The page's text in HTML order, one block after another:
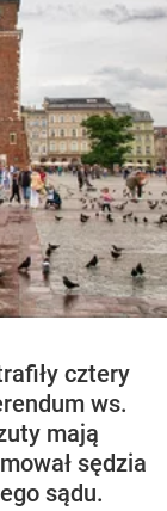
cztery
ws.
mają
sędzia
sądu.